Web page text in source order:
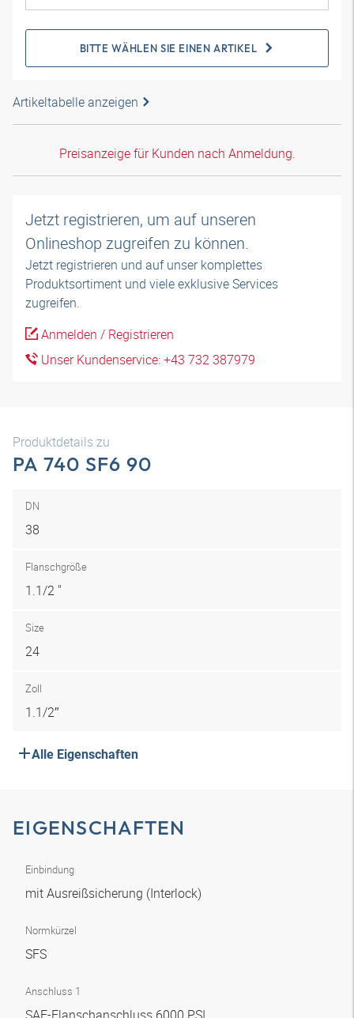
BITTE WÄHLEN SIE EINEN ARTIKEL
Artikeltabelle anzeigen
Preisanzeige für Kunden nach Anmeldung.
Jetzt registrieren, um auf unseren
Onlineshop zugreifen zu können.
Jetzt registrieren und auf unser komplettes
Produktsortiment und viele exklusive Services
zugreifen.
Anmelden / Registrieren
Unser Kundenservice: +43 732 387979
Produktdetails zu
PA 740 SF6 90
DN
38
Flanschgröße
1.1/2 "
Size
24
Zoll
1.1/2″
Alle Eigenschaften
EIGENSCHAFTEN
Einbindung
mit Ausreißsicherung (Interlock)
Normkürzel
SFS
Anschluss 1